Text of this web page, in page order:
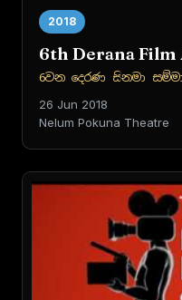
2018
6th Derana Film
6වන දෙරණ සිනමා
26 Jun 2018
Nelum Pokuna Theatre